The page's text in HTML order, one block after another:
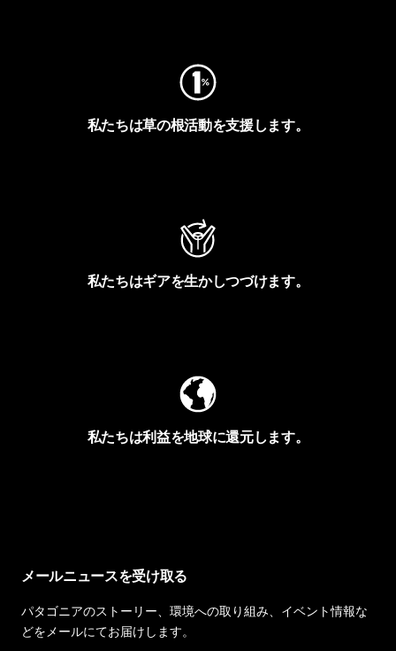
私たちは草の根活動を支援します。
私たちはギアを生かしつづけます。
私たちは利益を地球に還元します。
メールニュースを受け取る
パタゴニアのストーリー、環境への取り組み、イベント情報な
どをメールにてお届けします。